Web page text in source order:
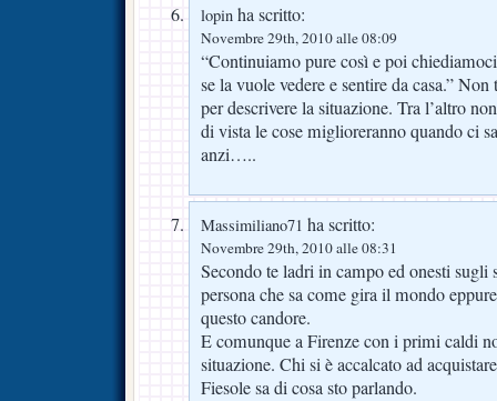
lopin ha scritto:
Novembre 29th, 2010 alle 08:09
“Continuiamo pure così e poi
se la vuole vedere e sentire da casa.”
per descrivere la situazione. Tra l’altro
di vista le cose miglioreranno quando ci
anzi…..
Massimiliano71 ha scritto:
Novembre 29th, 2010 alle 08:31
Secondo te ladri in campo ed onesti
persona che sa come gira il mondo
questo candore.
E comunque a Firenze con i primi caldi
situazione. Chi si è accalcato ad
Fiesole sa di cosa sto parlando.